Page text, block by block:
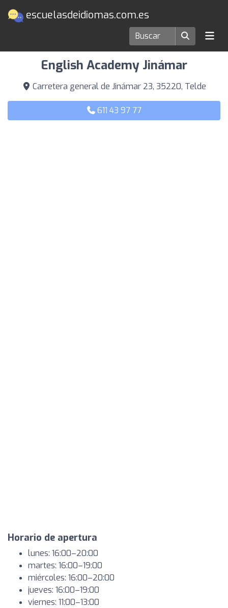
escuelasdeidiomas.com.es
Escuelas de idiomas en Telde
English Academy Jinámar
Carretera general de Jinámar 23, 35220, Telde
611 43 97 77
Horario de apertura
lunes: 16:00–20:00
martes: 16:00–19:00
miércoles: 16:00–20:00
jueves: 16:00–19:00
viernes: 11:00–13:00